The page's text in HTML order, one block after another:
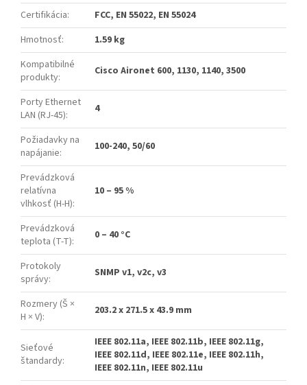
Certifikácia:
FCC, EN 55022, EN 55024
Hmotnosť:
1.59 kg
Kompatibilné
produkty: Cisco Aironet 600, 1130, 1140, 3500
Porty Ethernet
LAN (RJ-45): 4
Požiadavky na
napájanie: 100-240, 50/60
Prevádzková
relatívna
vlhkosť (H-H):
10 – 95 %
Prevádzková
teplota (T-T): 0 – 40 °C
Protokoly
správy: SNMP v1, v2c, v3
Rozmery (Š ×
H × V): 203.2 x 271.5 x 43.9 mm
Sieťové
štandardy:
IEEE 802.11a, IEEE 802.11b, IEEE 802.11g,
IEEE 802.11d, IEEE 802.11e, IEEE 802.11h,
IEEE 802.11n, IEEE 802.11u